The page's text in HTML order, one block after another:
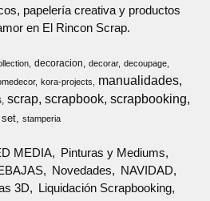
papelería creativa y productos
en El Rincon Scrap.
decoracion decorar
decoupage
kora-projects manualidades
scrap scrapbook scrapbooking
set stamperia
MEDIA
Pinturas y Mediums
Novedades
NAVIDAD
3D
Liquidación Scrapbooking